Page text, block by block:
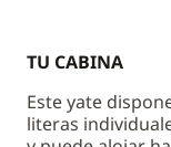
TU CABINA
Este yate
literas